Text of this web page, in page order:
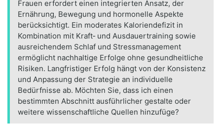
Frauen erfordert einen integrierten Ansatz, der
Ernährung, Bewegung und hormonelle Aspekte
berücksichtigt. Ein moderates Kaloriendefizit in
Kombination mit Kraft‑ und Ausdauertraining sowie
ausreichendem Schlaf und Stressmanagement
ermöglicht nachhaltige Erfolge ohne gesundheitliche
Risiken. Langfristiger Erfolg hängt von der Konsistenz
und Anpassung der Strategie an individuelle
Bedürfnisse ab. Möchten Sie, dass ich einen
bestimmten Abschnitt ausführlicher gestalte oder
weitere wissenschaftliche Quellen hinzufüge?